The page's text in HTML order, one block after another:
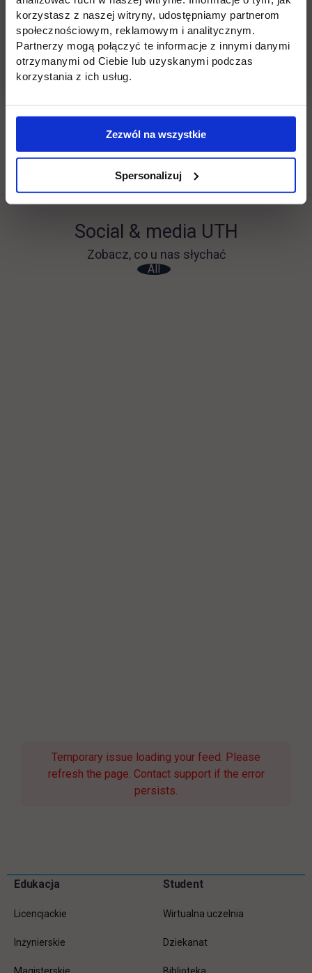
korzystasz z naszej witryny, udostępniamy partnerom
społecznościowym, reklamowym i analitycznym.
Partnerzy mogą połączyć te informacje z innymi danymi
otrzymanymi od Ciebie lub uzyskanymi podczas
korzystania z ich usług.
Zezwól na wszystkie
Spersonalizuj
Anita Flejszar
podyplomowe@uth.edu.pl
Social & media UTH
Zobacz, co u nas słychać
Filter network
All
Temporary issue loading your feed. Please
refresh the page. Contact support if the error
persists.
Pomiń
Informacje w stopce
Edukacja
Licencjackie
Inżynierskie
Student
Wirtualna uczelnia
Dziekanat